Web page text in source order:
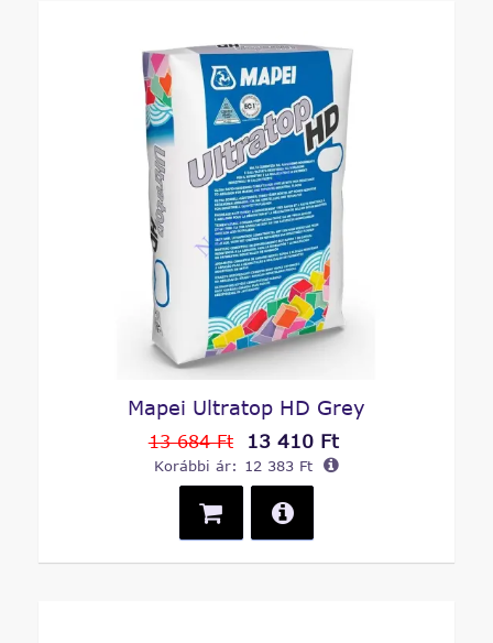
Mapei Ultratop HD Grey
13 684 Ft 13 410 Ft
Korábbi ár: 12 383 Ft